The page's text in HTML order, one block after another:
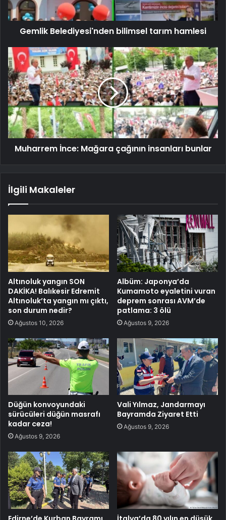
Gemlik Belediyesi'nden bilimsel tarım hamlesi
Muharrem İnce: Mağara çağının insanları bunlar
İlgili Makaleler
Altınoluk yangın SON
DAKİKA! Balıkesir Edremit
Altınoluk’ta yangın mı çıktı,
son durum nedir?
Ağustos 10, 2026
Albüm: Japonya’da
Kumamoto eyaletini vuran
deprem sonrası AVM’de
patlama: 3 ölü
Ağustos 9, 2026
Düğün konvoyundaki
sürücüleri düğün masrafı
kadar ceza!
Ağustos 9, 2026
Vali Yılmaz, Jandarmayı
Bayramda Ziyaret Etti
Ağustos 9, 2026